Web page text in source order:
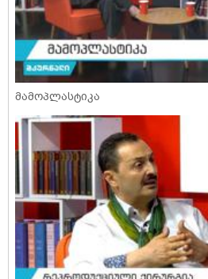
მამოპლასტიკა